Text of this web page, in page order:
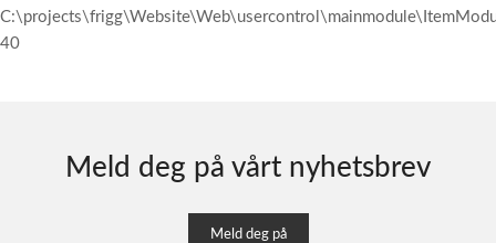
40
Meld deg på vårt nyhetsbrev
Meld deg på